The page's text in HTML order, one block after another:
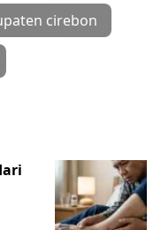
cirebon